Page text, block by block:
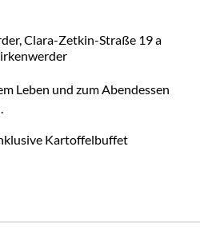
Clara-Zetkin-Straße 19 a
Leben und zum Abendessen
Kartoffelbuffet